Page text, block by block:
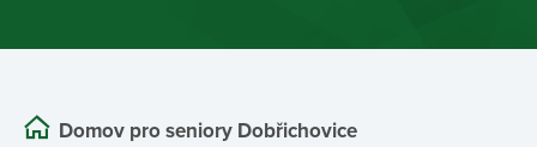
Domov pro seniory Dobřichovice